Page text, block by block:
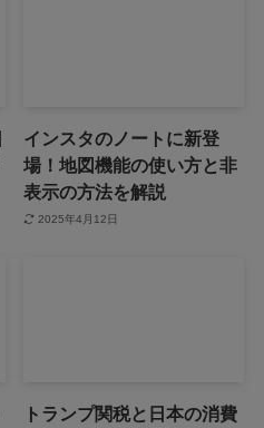
インスタのノートに新登
場！地図機能の使い方と非
表示の方法を解説
2025年4月12日
トランプ関税と日本の消費